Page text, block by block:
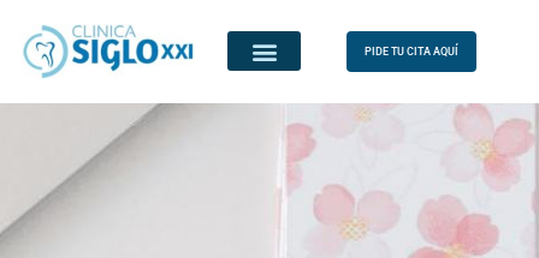
PIDE TU CITA AQUÍ